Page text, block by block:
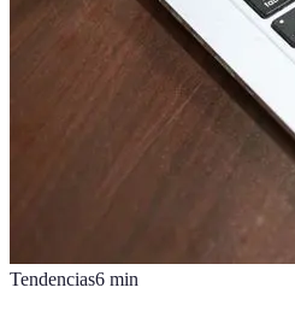
Tendencias6 min